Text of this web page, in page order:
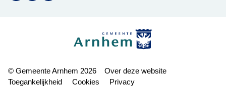
© Gemeente Arnhem 2026
Over deze website
Toegankelijkheid
Cookies Privacy